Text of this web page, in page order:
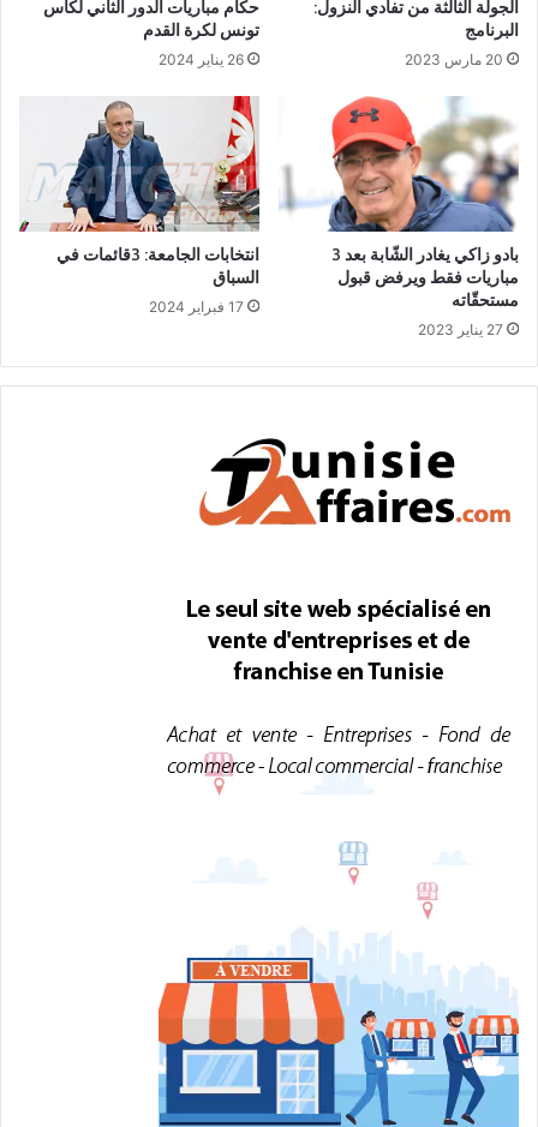
الجولة الثالثة من تفادي النزول:
البرنامج
20 مارس 2023
حكام مباريات الدور الثاني لكأس
تونس لكرة القدم
26 يناير 2024
بادو زاكي يغادر الشّابة بعد 3
مباريات فقط ويرفض قبول
مستحقّاته
27 يناير 2023
انتخابات الجامعة: 3قائمات في
السباق
17 فبراير 2024